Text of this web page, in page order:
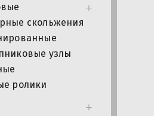
скольжения
узлы
ролики